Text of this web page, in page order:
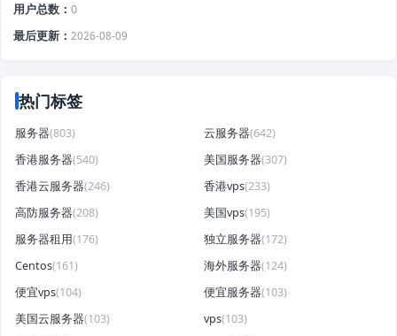
用户总数
0
最后更新
2026-08-09
热门标签
服务器(803) 云服务器(642)
香港服务器(540) 美国服务器(307)
香港云服务器(246) 香港vps(233)
高防服务器(208) 美国vps(195)
服务器租用(176) 独立服务器(172)
Centos(161) 海外服务器(124)
便宜vps(104) 便宜服务器(103)
美国云服务器(103) vps(103)